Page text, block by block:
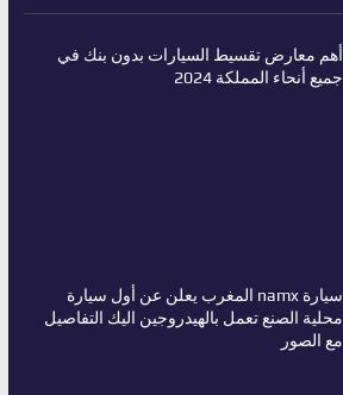
أهم معارض تقسيط السيارات بدون بنك في
جميع أنحاء المملكة 2024
سيارة namx المغرب يعلن عن أول سيارة
محلية الصنع تعمل بالهيدروجين اليك التفاصيل
مع الصور